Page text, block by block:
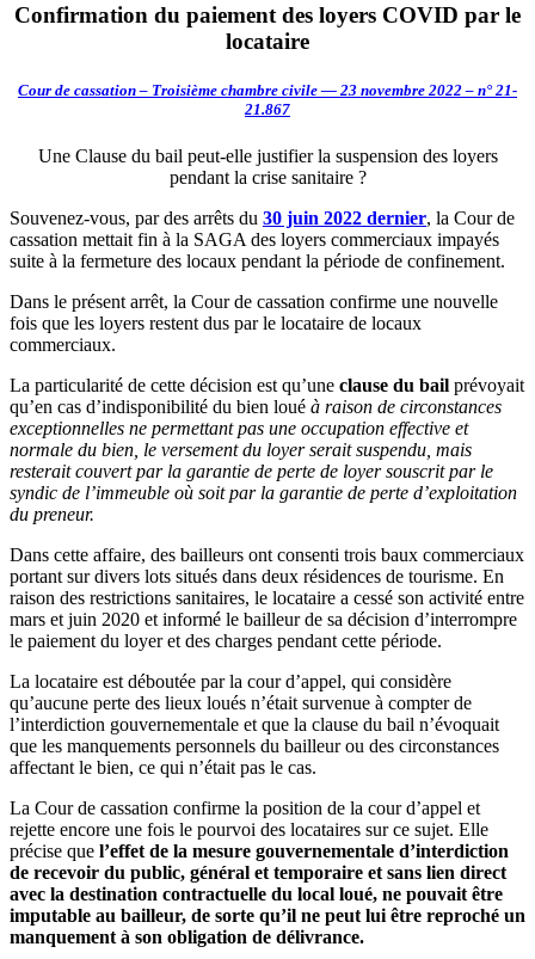
Confirmation du paiement des loyers COVID par le
locataire
Cour de cassation – Troisième chambre civile — 23 novembre 2022 – n° 21-
21.867
Une Clause du bail peut-elle justifier la suspension des loyers
pendant la crise sanitaire ?
Souvenez-vous, par des arrêts du 30 juin 2022 dernier, la Cour de
cassation mettait fin à la SAGA des loyers commerciaux impayés
suite à la fermeture des locaux pendant la période de confinement.
Dans le présent arrêt, la Cour de cassation confirme une nouvelle
fois que les loyers restent dus par le locataire de locaux
commerciaux.
La particularité de cette décision est qu’une clause du bail prévoyait
qu’en cas d’indisponibilité du bien loué à raison de circonstances
exceptionnelles ne permettant pas une occupation effective et
normale du bien, le versement du loyer serait suspendu, mais
resterait couvert par la garantie de perte de loyer souscrit par le
syndic de l’immeuble où soit par la garantie de perte d’exploitation
du preneur.
Dans cette affaire, des bailleurs ont consenti trois baux commerciaux
portant sur divers lots situés dans deux résidences de tourisme. En
raison des restrictions sanitaires, le locataire a cessé son activité entre
mars et juin 2020 et informé le bailleur de sa décision d’interrompre
le paiement du loyer et des charges pendant cette période.
La locataire est déboutée par la cour d’appel, qui considère
qu’aucune perte des lieux loués n’était survenue à compter de
l’interdiction gouvernementale et que la clause du bail n’évoquait
que les manquements personnels du bailleur ou des circonstances
affectant le bien, ce qui n’était pas le cas.
La Cour de cassation confirme la position de la cour d’appel et
rejette encore une fois le pourvoi des locataires sur ce sujet. Elle
précise que l’effet de la mesure gouvernementale d’interdiction
de recevoir du public, général et temporaire et sans lien direct
avec la destination contractuelle du local loué, ne pouvait être
imputable au bailleur, de sorte qu’il ne peut lui être reproché un
manquement à son obligation de délivrance.